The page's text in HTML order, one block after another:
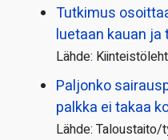
Tutkimus
luetaan kauan ja
Lähde:
Paljonko
palkka ei takaa
Lähde: Taloustaito/